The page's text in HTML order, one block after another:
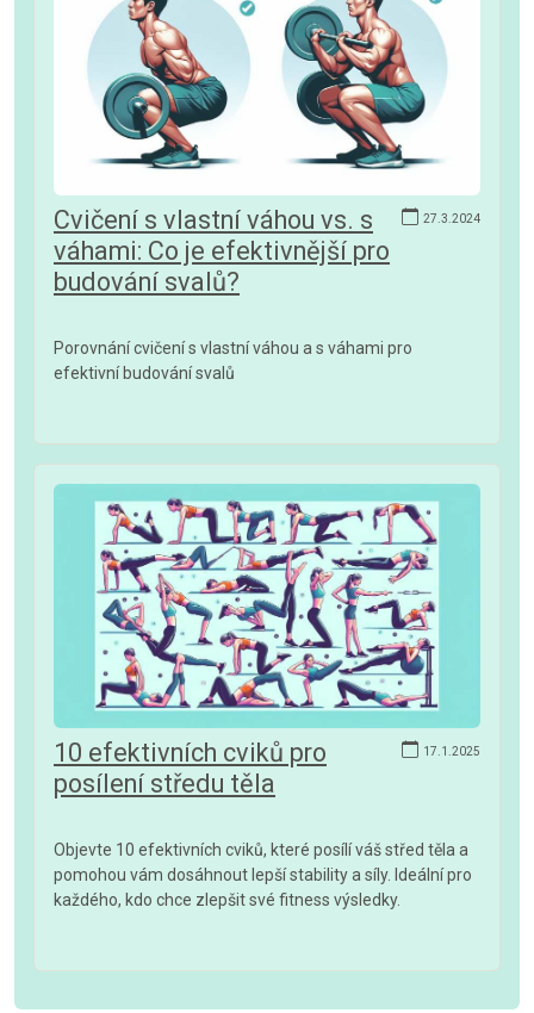
27.3.2024
Cvičení s vlastní váhou vs. s
váhami: Co je efektivnější pro
budování svalů?
Porovnání cvičení s vlastní váhou a s váhami pro
efektivní budování svalů
17.1.2025
10 efektivních cviků pro
posílení středu těla
Objevte 10 efektivních cviků, které posílí váš střed těla a
pomohou vám dosáhnout lepší stability a síly. Ideální pro
každého, kdo chce zlepšit své fitness výsledky.